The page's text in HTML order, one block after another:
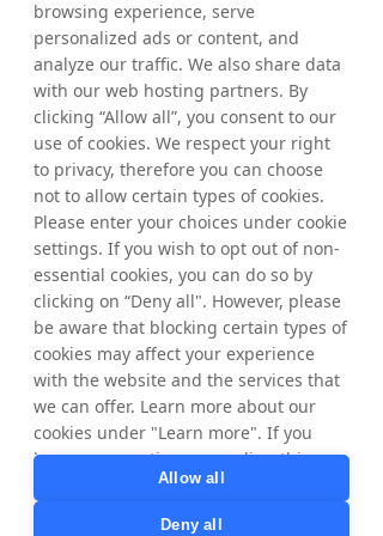
Coordonnées
Matthias Stadelmeyer, président-directeur
général
Téléphone : +46 8 405 08 00
Viktor Wågström, directeur financier
Téléphone : +46 8 405 08 00
Courriel : ir@tradedoubler.com
Autres informations
Ces informations sont des informations que
Tradedoubler AB est tenue de rendre
publiques conformément au règlement sur
les abus de marché de l'UE et à la loi
suédoise sur les marchés des valeurs
mobilières. Les informations ont été
soumises pour publication, par
l'intermédiaire des personnes de contact
browsing experience, serve
personalized ads or content, and
analyze our traffic. We also share data
with our web hosting partners. By
clicking “Allow all”, you consent to our
use of cookies. We respect your right
to privacy, therefore you can choose
not to allow certain types of cookies.
Please enter your choices under cookie
settings. If you wish to opt out of non-
essential cookies, you can do so by
clicking on “Deny all". However, please
be aware that blocking certain types of
cookies may affect your experience
with the website and the services that
we can offer. Learn more about our
cookies under "Learn more". If you
have any questions regarding this,
privacy@tradedoubler.com
Allow all
Deny all